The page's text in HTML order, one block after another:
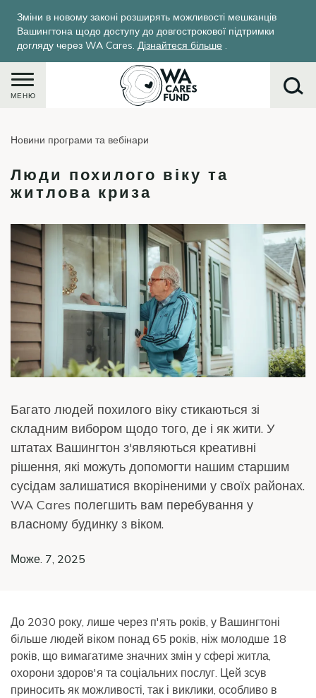
основного
вмісту
Зміни в новому законі розширять можливості мешканців
Вашингтона щодо доступу до довгострокової підтримки
догляду через WA Cares. Дізнайтеся більше .
МЕНЮ
Новини програми та вебінари
Люди похилого віку та
житлова криза
Може. 7, 2025
Багато людей похилого віку стикаються зі
складним вибором щодо того, де і як жити. У
штатах Вашингтон з'являються креативні
рішення, які можуть допомогти нашим старшим
сусідам залишатися вкоріненими у своїх районах.
WA Cares полегшить вам перебування у
власному будинку з віком.
До 2030 року, лише через п'ять років, у Вашингтоні
більше людей віком понад 65 років, ніж молодше 18
років, що вимагатиме значних змін у сфері житла,
охорони здоров'я та соціальних послуг. Цей зсув
приносить як можливості, так і виклики, особливо в